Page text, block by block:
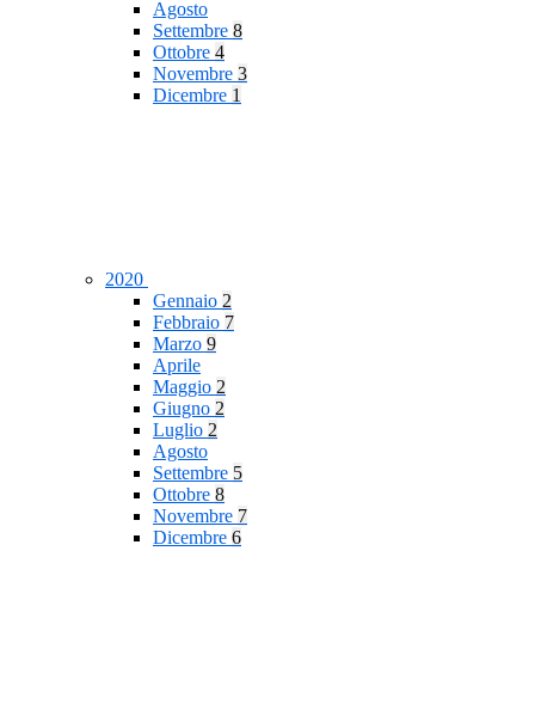
Agosto
Settembre 8
Ottobre 4
Novembre 3
Dicembre 1
2020
Gennaio 2
Febbraio 7
Marzo 9
Aprile
Maggio 2
Giugno 2
Luglio 2
Agosto
Settembre 5
Ottobre 8
Novembre 7
Dicembre 6